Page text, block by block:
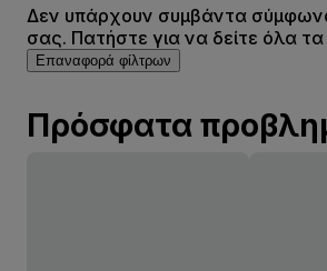
Δεν υπάρχουν συμβάντα
σας. Πατήστε για να δείτε όλα
Επαναφορά φίλτρων
Πρόσφατα